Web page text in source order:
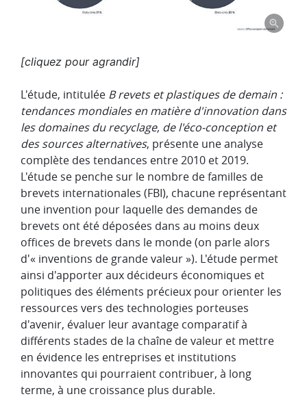
[cliquez pour agrandir]
L'étude, intitulée B revets et plastiques de demain :
tendances mondiales en matière d'innovation dans
les domaines du recyclage, de l'éco-conception et
des sources alternatives, présente une analyse
complète des tendances entre 2010 et 2019.
L'étude se penche sur le nombre de familles de
brevets internationales (FBI), chacune représentant
une invention pour laquelle des demandes de
brevets ont été déposées dans au moins deux
offices de brevets dans le monde (on parle alors
d'« inventions de grande valeur »). L'étude permet
ainsi d'apporter aux décideurs économiques et
politiques des éléments précieux pour orienter les
ressources vers des technologies porteuses
d'avenir, évaluer leur avantage comparatif à
différents stades de la chaîne de valeur et mettre
en évidence les entreprises et institutions
innovantes qui pourraient contribuer, à long
terme, à une croissance plus durable.